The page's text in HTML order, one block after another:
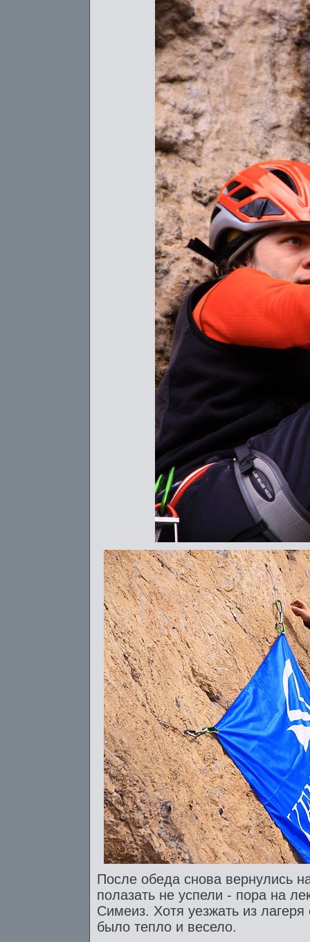
После обеда снова вернулись
полазать не успели - пора на
Симеиз. Хотя уезжать из
было тепло и весело.